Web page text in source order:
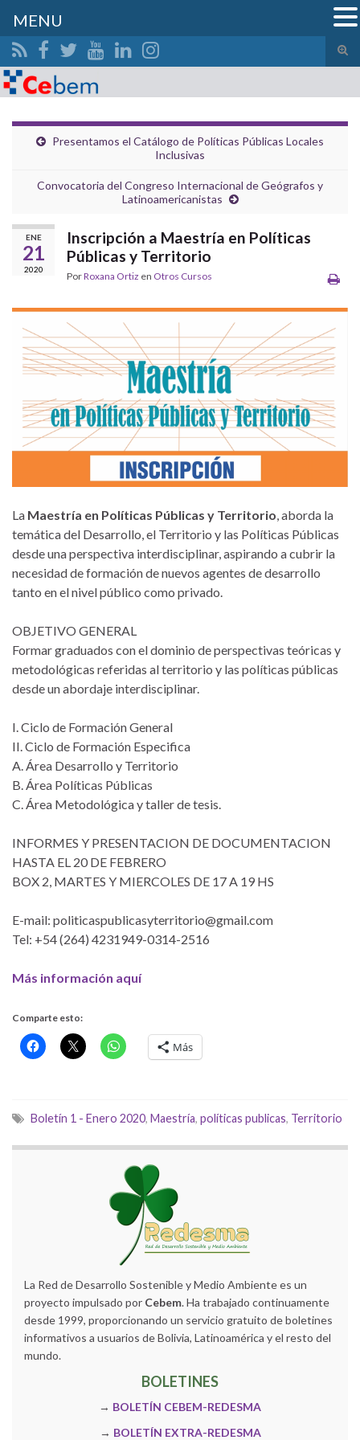
el
Search for:
Presentamos el Catálogo de Políticas Públicas Locales
Inclusivas
Convocatoria del Congreso Internacional de Geógrafos y
Latinoamericanistas
ENE
21
2020
Inscripción a Maestría en Políticas
Públicas y Territorio
PorRoxana Ortiz en Otros Cursos
La Maestría en Políticas Públicas y Territorio, aborda la
temática del Desarrollo, el Territorio y las Políticas Públicas
desde una perspectiva interdisciplinar, aspirando a cubrir la
necesidad de formación de nuevos agentes de desarrollo
tanto en el nivel público como privado.
OBJETIVO GENERAL
Formar graduados con el dominio de perspectivas teóricas y
metodológicas referidas al territorio y las políticas públicas
desde un abordaje interdisciplinar.
I. Ciclo de Formación General
II. Ciclo de Formación Especifica
A. Área Desarrollo y Territorio
B. Área Políticas Públicas
C. Área Metodológica y taller de tesis.
INFORMES Y PRESENTACION DE DOCUMENTACION
HASTA EL 20 DE FEBRERO
BOX 2, MARTES Y MIERCOLES DE 17 A 19 HS
E-mail: politicaspublicasyterritorio@gmail.com
Tel: +54 (264) 4231949-0314-2516
Más información aquí
Comparte esto:
Más
Boletín 1 - Enero 2020, Maestría, políticas publicas, Territorio
La Red de Desarrollo Sostenible y Medio Ambiente es un
proyecto impulsado por Cebem. Ha trabajado continuamente
desde 1999, proporcionando un servicio gratuito de boletines
informativos a usuarios de Bolivia, Latinoamérica y el resto del
mundo.
BOLETINES
→ BOLETÍN CEBEM-REDESMA
→ BOLETÍN EXTRA-REDESMA
MENU